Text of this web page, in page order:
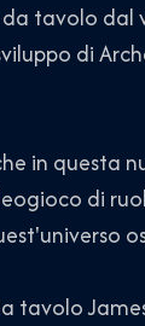
da tavolo
di
in questa
di
tavolo